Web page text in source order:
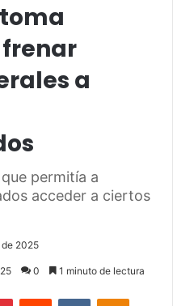
a
permitía a
acceder a ciertos
2025
0 1 minuto de lectura